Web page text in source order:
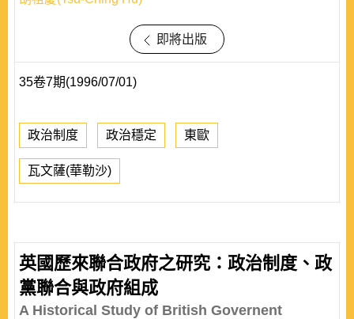
即將出版
35卷7期(1996/07/01)
政治制度 政治穩定 東歐
瓦文薩(華勒沙)
英國歷來聯合政府之研究：政治制度、政
黨聯合與政府組成
A Historical Study of British Governent